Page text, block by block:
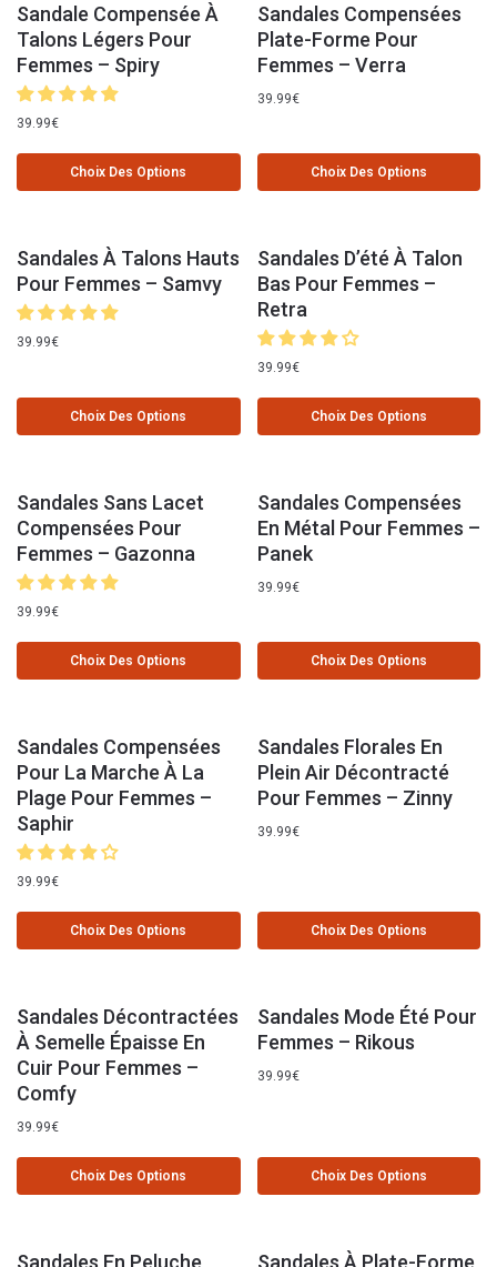
Sandale Compensée À
Talons Légers Pour
Femmes – Spiry
39.99€
Choix Des Options
Sandales Compensées
Plate-Forme Pour
Femmes – Verra
39.99€
Choix Des Options
Sandales À Talons Hauts
Pour Femmes – Samvy
39.99€
Choix Des Options
Sandales D’été À Talon
Bas Pour Femmes –
Retra
39.99€
Choix Des Options
Sandales Sans Lacet
Compensées Pour
Femmes – Gazonna
39.99€
Choix Des Options
Sandales Compensées
En Métal Pour Femmes –
Panek
39.99€
Choix Des Options
Sandales Compensées
Pour La Marche À La
Plage Pour Femmes –
Saphir
39.99€
Choix Des Options
Sandales Florales En
Plein Air Décontracté
Pour Femmes – Zinny
39.99€
Choix Des Options
Sandales Décontractées
À Semelle Épaisse En
Cuir Pour Femmes –
Comfy
39.99€
Choix Des Options
Sandales Mode Été Pour
Femmes – Rikous
39.99€
Choix Des Options
Sandales En Peluche Sandales À Plate-Forme